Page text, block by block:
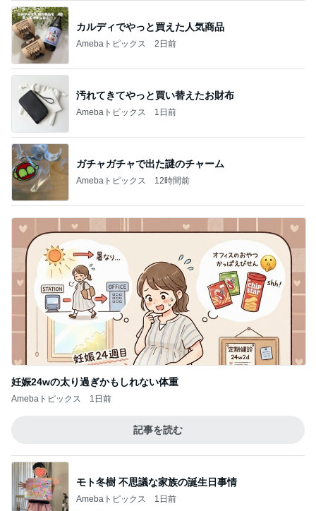
カルディでやっと買えた人気商品
Amebaトピックス 2日前
汚れてきてやっと買い替えたお財布
Amebaトピックス 1日前
ガチャガチャで出た謎のチャーム
Amebaトピックス 12時間前
妊娠24wの太り過ぎかもしれない体重
Amebaトピックス 1日前
記事を読む
モト冬樹 不思議な家族の誕生日事情
Amebaトピックス 1日前